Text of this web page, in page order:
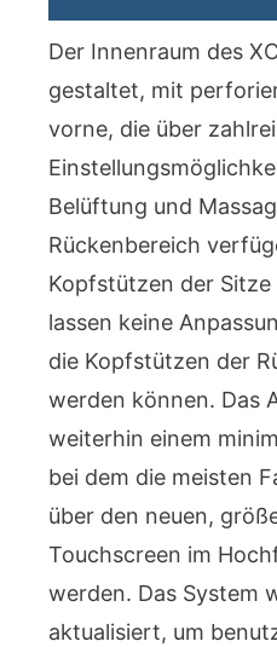
Der Innenraum des
gestaltet, mit
vorne, die über
Belüftung und
Rückenbereich
Kopfstützen der
lassen keine
die Kopfstützen der
werden können. Das
weiterhin einem
bei dem die meisten
über den neuen,
Touchscreen im
werden. Das System
aktualisiert, um